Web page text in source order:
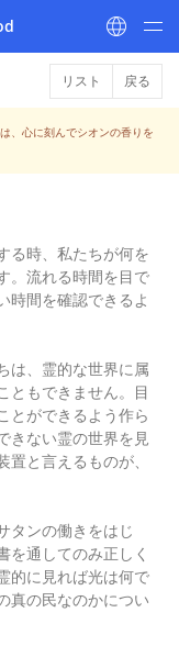
リスト 戻る
、心に刻んでシオンの香りを
る時、私たちが何を
。流れる時間を目で
時間を確認できるよ
は、霊的な世界に属
ともできません。目
とができるよう作ら
きない霊の世界を見
と言えるものが、
タンの働きをはじ
を通してのみ正しく
的に見れば光は何で
真の民なのかについ